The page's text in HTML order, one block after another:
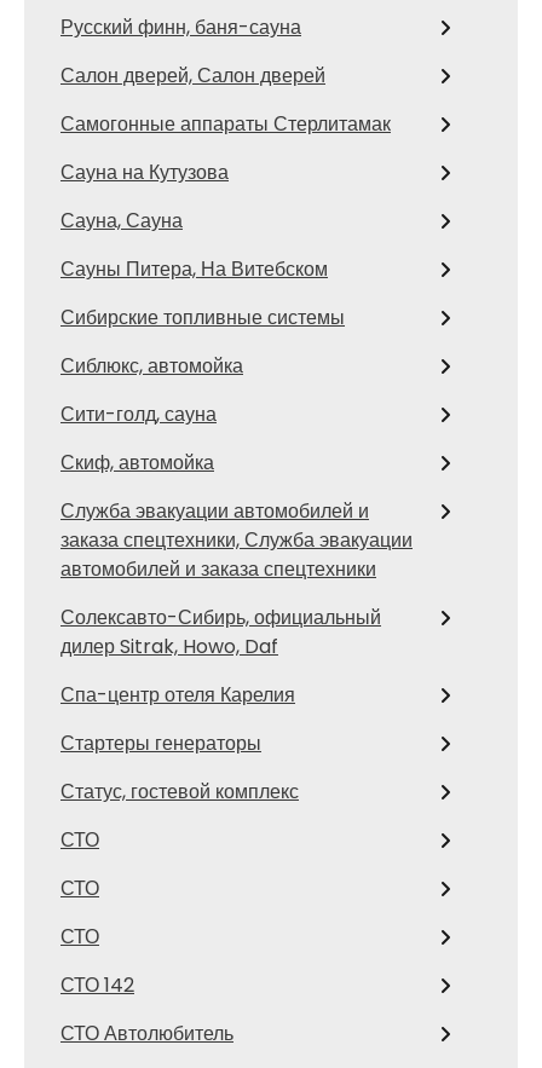
Русский финн, баня-сауна
Салон дверей, Салон дверей
Самогонные аппараты Стерлитамак
Сауна на Кутузова
Сауна, Сауна
Сауны Питера, На Витебском
Сибирские топливные системы
Сиблюкс, автомойка
Сити-голд, сауна
Скиф, автомойка
Служба эвакуации автомобилей и
заказа спецтехники, Служба эвакуации
автомобилей и заказа спецтехники
Солексавто-Сибирь, официальный
дилер Sitrak, Howo, Daf
Спа-центр отеля Карелия
Стартеры генераторы
Статус, гостевой комплекс
СТО
СТО
СТО
СТО 142
СТО Автолюбитель